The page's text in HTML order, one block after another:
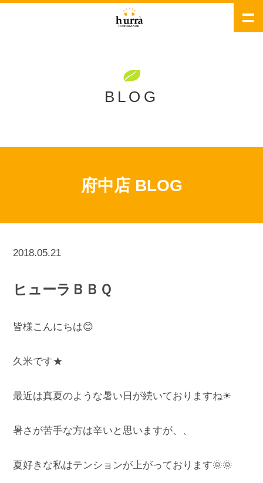
BLOG
府中店 BLOG
2018.05.21
ヒューラＢＢＱ
皆様こんにちは😊
久米です★
最近は真夏のような暑い日が続いておりますね☀
暑さが苦手な方は辛いと思いますが、、
夏好きな私はテンションが上がっております🌞🌞